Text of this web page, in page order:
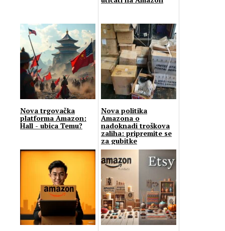
Nova trgovačka
platforma Amazon:
Hall - ubica Temu?
Nova politika
Amazona o
nadoknadi troškova
zaliha: pripremite se
za gubitke